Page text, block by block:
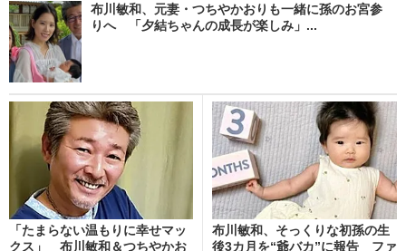
布川敏和、元妻・つちやかおりも一緒に孫のお宮参
りへ 「夕結ちゃんの成長が楽しみ」...
「たまらない温もりに幸せマッ
クス」 布川敏和＆つちやかお
布川敏和、そっくりな初孫の生
後3カ月を“爺バカ”に報告 ファ